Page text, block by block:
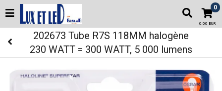
0
0,00 EUR
202673 Tube R7S 118MM halogène
230 WATT = 300 WATT, 5 000 lumens